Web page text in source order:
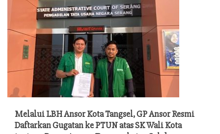
Melalui LBH Ansor Kota Tangsel, GP Ansor Resmi
Daftarkan Gugatan ke PTUN atas SK Wali Kota